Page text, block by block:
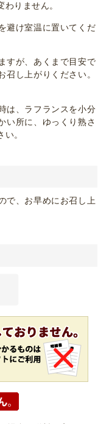
わりません。
避け室温に置いてくだ
すが、あくまで目安で
召し上がりください。
は、ラフランスを小分
い所に、ゆっくり熟さ
。
で、お早めにお召し上